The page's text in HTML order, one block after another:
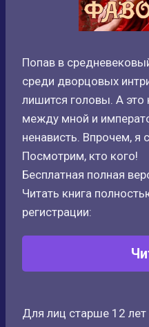
Попав в
среди дворцовых
лишится головы. А это
между мной и
ненависть. Впрочем, я
Посмотрим, кто кого!
Бесплатная полная
Читать книга
регистрации:
Для лиц старше 12 лет